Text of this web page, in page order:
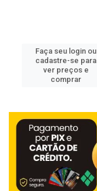
Faça seu login ou
cadastre-se para
ver preços e
comprar